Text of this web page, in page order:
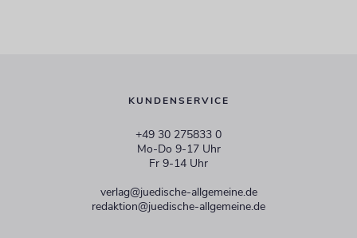
KUNDENSERVICE
+49 30 275833 0
Mo-Do 9-17 Uhr
Fr 9-14 Uhr
verlag@juedische-allgemeine.de
redaktion@juedische-allgemeine.de